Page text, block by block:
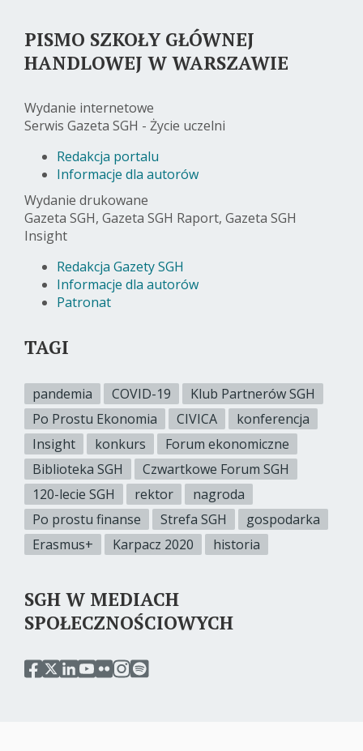
PISMO SZKOŁY GŁÓWNEJ
HANDLOWEJ W WARSZAWIE
Wydanie internetowe
Serwis Gazeta SGH - Życie uczelni
Redakcja portalu
Informacje dla autorów
Wydanie drukowane
Gazeta SGH, Gazeta SGH Raport, Gazeta SGH
Insight
Redakcja Gazety SGH
Informacje dla autorów
Patronat
TAGI
pandemia COVID-19
Klub Partnerów SGH
Po Prostu Ekonomia
CIVICA
konferencja
Insight
konkurs
Forum ekonomiczne
Biblioteka SGH
Czwartkowe Forum SGH
120-lecie SGH
rektor
nagroda
Po prostu finanse
Strefa SGH
gospodarka
Erasmus+
Karpacz 2020 historia
SGH W MEDIACH
SPOŁECZNOŚCIOWYCH
przejdź
przejdź
przejdź
przejdź
przejdź
przejdźprzejdź